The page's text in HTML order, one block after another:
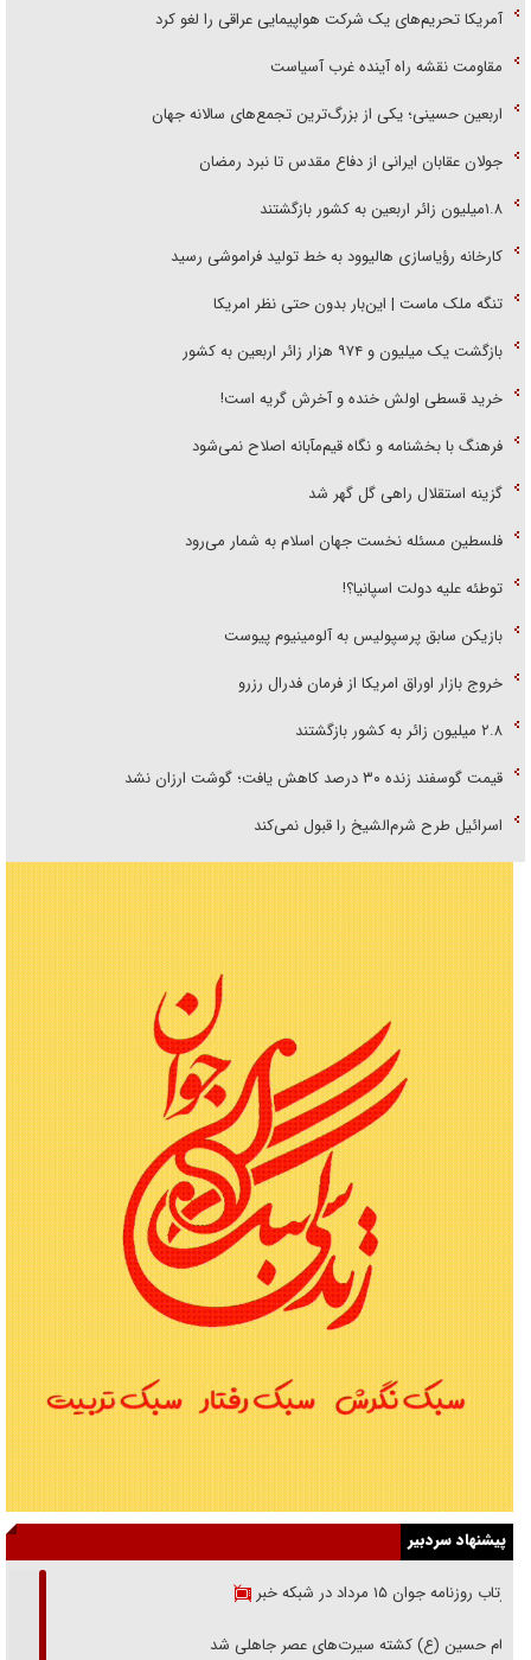
آمریکا تحریم‌های یک شرکت هواپیمایی عراقی را لغو کرد
مقاومت نقشه راه آینده غرب آسیاست
اربعین حسینی؛ یکی از بزرگ‌ترین تجمع‌های سالانه جهان
جولان عقابان ایرانی از دفاع مقدس تا نبرد رمضان
۱.۸میلیون زائر اربعین به کشور بازگشتند
کارخانه رؤیاسازی هالیوود به خط تولید فراموشی رسید
تنگه ملک ماست | این‌بار بدون حتی نظر امریکا
بازگشت یک میلیون و ۹۷۴ هزار زائر اربعین به کشور
خرید قسطی اولش خنده و آخرش گریه است!
فرهنگ با بخشنامه و نگاه قیم‌مآبانه اصلاح نمی‌شود
گزینه استقلال راهی گل گهر شد
فلسطین مسئله نخست جهان اسلام به شمار می‌رود
توطئه علیه دولت اسپانیا؟!
بازیکن سابق پرسپولیس به آلومینیوم پیوست
خروج بازار اوراق امریکا از فرمان فدرال رزرو
۲.۸ میلیون زائر به کشور بازگشتند
قیمت گوسفند زنده ۳۰ درصد کاهش یافت؛ گوشت ارزان نشد
اسرائیل طرح شرم‌الشیخ را قبول نمی‌کند
پیشنهاد سردبیر
بازتاب روزنامه جوان ۱۵ مرداد در شبکه خبر
امام حسین (ع) کشته سیرت‌های عصر جاهلی شد